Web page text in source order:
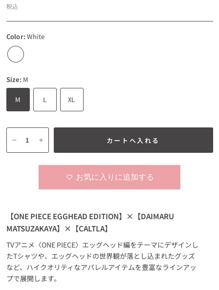
税込
Color:White
Size: M
M L XL
カートへ入れる
お気に入りに追加する
【ONE PIECE EGGHEAD EDITION】×【DAIMARU
MATSUZAKAYA】×【CALTLA】
TVアニメ〈ONE PIECE〉エッグヘッド編をテーマにデザインし
たTシャツや、エッグヘッドの世界観が落とし込まれたグッズ
など、ハイクオリティなアパレルアイテムを豊富なラインアッ
プで展開します。